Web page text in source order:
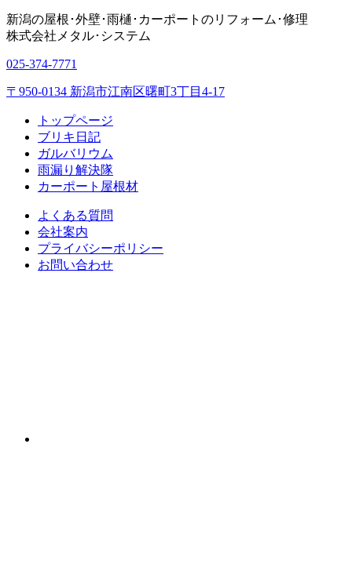
新潟の屋根･外壁･雨樋･カーポートのリフォーム･修理
株式会社メタル･システム
025-374-7771
〒950-0134 新潟市江南区曙町3丁目4-17
トップページ
ブリキ日記
ガルバリウム
雨漏り解決隊
カーポート屋根材
よくある質問
会社案内
プライバシーポリシー
お問い合わせ